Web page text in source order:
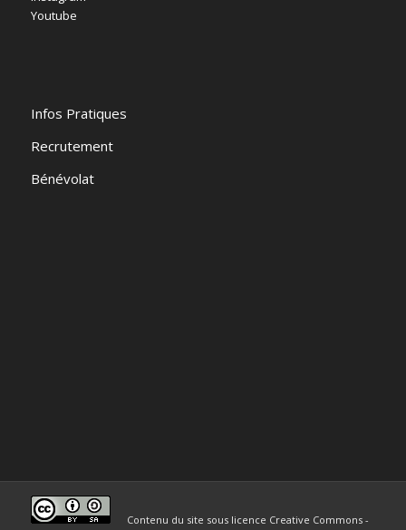
Youtube
Infos Pratiques
Recrutement
Bénévolat
Contenu du site sous licence Creative Commons -